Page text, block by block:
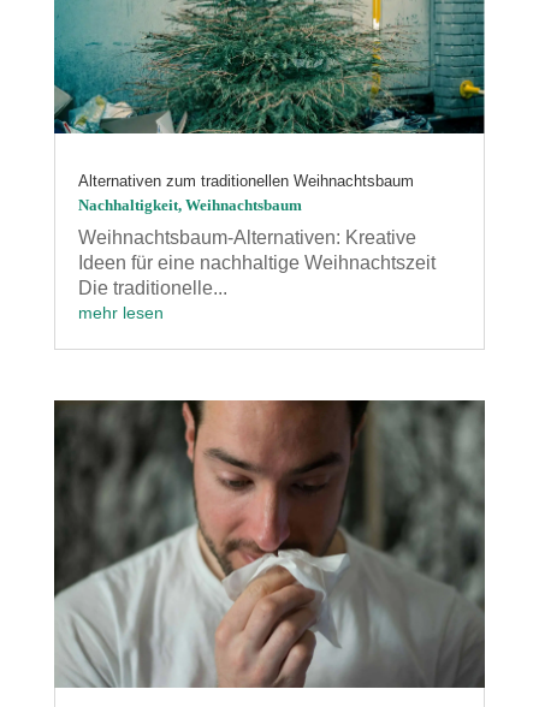
Alternativen zum traditionellen Weihnachtsbaum
Nachhaltigkeit, Weihnachtsbaum
Weihnachtsbaum-Alternativen: Kreative
Ideen für eine nachhaltige Weihnachtszeit
Die traditionelle...
mehr lesen